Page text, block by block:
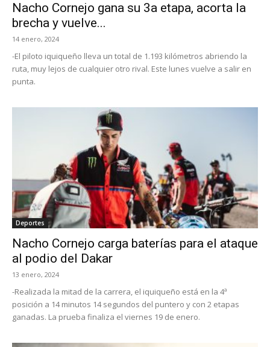
Nacho Cornejo gana su 3a etapa, acorta la
brecha y vuelve...
14 enero, 2024
-El piloto iquiqueño lleva un total de 1.193 kilómetros abriendo la
ruta, muy lejos de cualquier otro rival. Este lunes vuelve a salir en
punta.
Deportes
Nacho Cornejo carga baterías para el ataque
al podio del Dakar
13 enero, 2024
-Realizada la mitad de la carrera, el iquiqueño está en la 4ª
posición a 14 minutos 14 segundos del puntero y con 2 etapas
ganadas. La prueba finaliza el viernes 19 de enero.